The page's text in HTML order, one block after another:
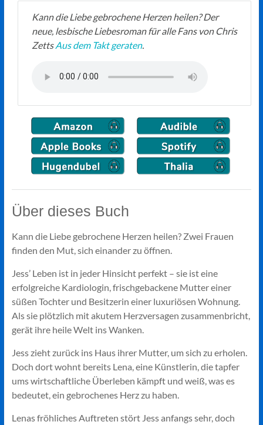
Kann die Liebe gebrochene Herzen heilen? Der
neue, lesbische Liebesroman für alle Fans von Chris
ZettsAus dem Takt geraten.
Über dieses Buch
Kann die Liebe gebrochene Herzen heilen? Zwei Frauen
finden den Mut, sich einander zu öffnen.
Jess’ Leben ist in jeder Hinsicht perfekt – sie ist eine
erfolgreiche Kardiologin, frischgebackene Mutter einer
süßen Tochter und Besitzerin einer luxuriösen Wohnung.
Als sie plötzlich mit akutem Herzversagen zusammenbricht,
gerät ihre heile Welt ins Wanken.
Jess zieht zurück ins Haus ihrer Mutter, um sich zu erholen.
Doch dort wohnt bereits Lena, eine Künstlerin, die tapfer
ums wirtschaftliche Überleben kämpft und weiß, was es
bedeutet, ein gebrochenes Herz zu haben.
Lenas fröhliches Auftreten stört Jess anfangs sehr, doch